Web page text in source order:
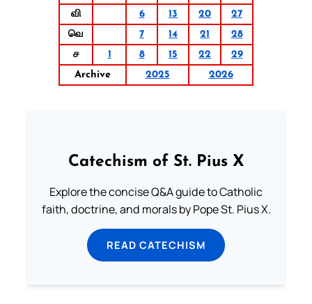
வி
6 13 20
27
வெ
7 14 21
28
ச
1 8 15 22
29
Archive
2025 2026
Catechism of St. Pius X
Explore the concise Q&A guide to Catholic
faith, doctrine, and morals by Pope St. Pius X.
READ CATECHISM